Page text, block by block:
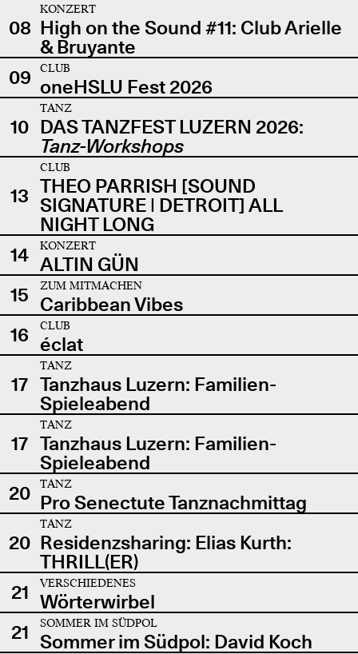
08
KONZERT
High on the Sound #11: Club Arielle
& Bruyante
09
CLUB
oneHSLU Fest 2026
10
TANZ
DAS TANZFEST LUZERN 2026:
Tanz-Workshops
13
CLUB
THEO PARRISH [SOUND
SIGNATURE | DETROIT] ALL
NIGHT LONG
14
KONZERT
ALTIN GÜN
15
ZUM MITMACHEN
Caribbean Vibes
16
CLUB
éclat
17
TANZ
Tanzhaus Luzern: Familien-
Spieleabend
17
TANZ
Tanzhaus Luzern: Familien-
Spieleabend
20
TANZ
Pro Senectute Tanznachmittag
20
TANZ
Residenzsharing: Elias Kurth:
THRILL(ER)
21
VERSCHIEDENES
Wörterwirbel
21
SOMMER IM SÜDPOL
Sommer im Südpol: David Koch